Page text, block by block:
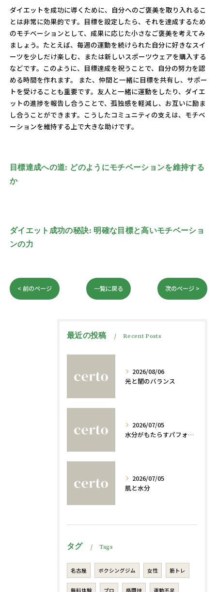
ダイエットを成功に導くために、自分へのご褒美を取り入れるこ
とは非常に効果的です。目標を設定したら、それを達成するため
のモチベーションとして、成果に応じた小さなご褒美を考えてみ
ましょう。たとえば、毎週の運動を続けられた自分に好きなスイ
ーツを少しだけ楽しむ、または新しいスポーツウェアを購入する
などです。このように、目標達成を祝うことで、自分の努力を認
める時間を作れます。 また、仲間と一緒に目標を共有し、サポー
トを受けることも重要です。友人と一緒に運動をしたり、ダイエ
ットの進捗を報告し合うことで、孤独感を軽減し、お互いに励ま
し合うことができます。こうしたコミュニティの支えは、モチベ
ーションを維持する上で大きな助けです。
目標達成への道: どのようにモチベーションを維持する
か
ダイエット成功の秘訣: 明確な目標と高いモチベーショ
ンの力
< 前のページ 一覧に戻る 次のページ >
最近の投稿 Recent Posts
2026/08/06
光と闇のバランス
2026/07/05
水分がもたらすパフォーマンスへの影響
2026/07/05
肌と水分
タグ Tags
名古屋 ボクシングジム 女性 筋トレ
無料体験 プロ 格闘技 運動不足